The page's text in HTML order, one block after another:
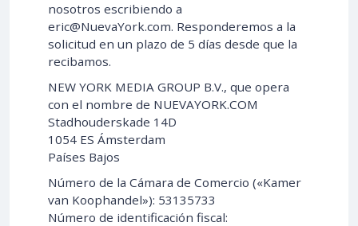
nosotros escribiendo a
eric@NuevaYork.com. Responderemos a la
solicitud en un plazo de 5 días desde que la
recibamos.
NEW YORK MEDIA GROUP B.V., que opera
con el nombre de NUEVAYORK.COM
Stadhouderskade 14D
1054 ES Ámsterdam
Países Bajos
Número de la Cámara de Comercio («Kamer
van Koophandel»): 53135733
Número de identificación fiscal: